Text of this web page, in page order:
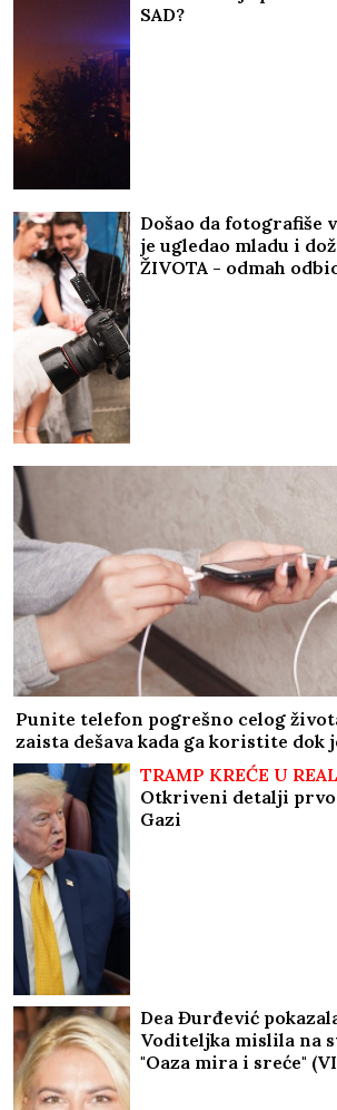
razvod nije doneo mir
suočavanje: Da li će se
umešati i ONA?
Dnevni horoskop za četvrtak, 6.
da poslušaju svoju intuiciju i
savesti, a evo ko treba pod HITNO
"Spasila me intuicija":
Glogovac odbio
zašto
SAD?